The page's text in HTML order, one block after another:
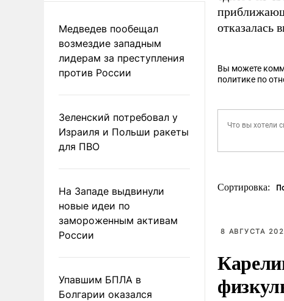
Медведев пообещал
возмездие западным
лидерам за преступления
против России
Зеленский потребовал у
Израиля и Польши ракеты
для ПВО
На Западе выдвинули
новые идеи по
замороженным активам
России
Упавшим БПЛА в
Болгарии оказался
отказалась
Вы можете
политике по
Сортировка:
8 АВГУСТА